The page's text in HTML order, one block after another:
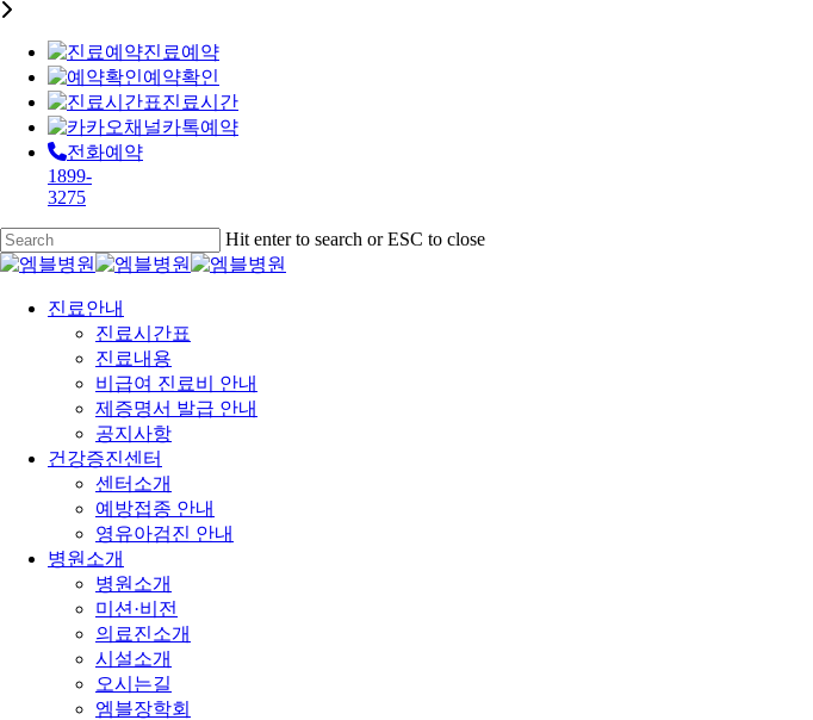
진료예약
예약확인
진료시간
카톡예약
전화예약
1899-
3275
Skip
to
main
content
Hit enter to search or ESC to close
Close
Menu
진료안내
진료시간표
진료내용
비급여 진료비 안내
제증명서 발급 안내
공지사항
건강증진센터
센터소개
예방접종 안내
영유아검진 안내
병원소개
병원소개
미션·비전
의료진소개
시설소개
오시는길
엠블장학회